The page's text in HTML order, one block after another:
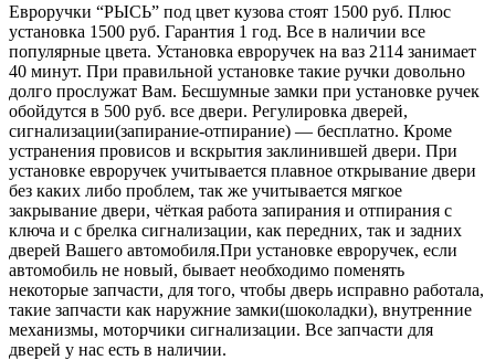
Евроручки “РЫСЬ” под цвет кузова стоят 1500 руб. Плюс
установка 1500 руб. Гарантия 1 год. Все в наличии все
популярные цвета. Установка евроручек на ваз 2114 занимает
40 минут. При правильной установке такие ручки довольно
долго прослужат Вам. Бесшумные замки при установке ручек
обойдутся в 500 руб. все двери. Регулировка дверей,
сигнализации(запирание-отпирание) — бесплатно. Кроме
устранения провисов и вскрытия заклинившей двери. При
установке евроручек учитывается плавное открывание двери
без каких либо проблем, так же учитывается мягкое
закрывание двери, чёткая работа запирания и отпирания с
ключа и с брелка сигнализации, как передних, так и задних
дверей Вашего автомобиля.При установке евроручек, если
автомобиль не новый, бывает необходимо поменять
некоторые запчасти, для того, чтобы дверь исправно работала,
такие запчасти как наружние замки(шоколадки), внутренние
механизмы, моторчики сигнализации. Все запчасти для
дверей у нас есть в наличии.